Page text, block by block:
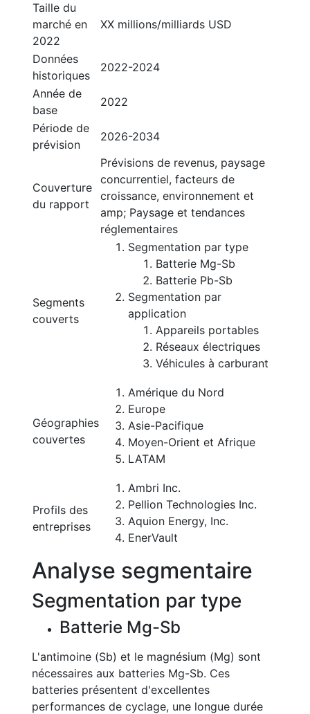
Taille du
marché en
2022
XX millions/milliards USD
Données
historiques
2022-2024
Année de
base
2022
Période de
prévision
2026-2034
Couverture
du rapport
Prévisions de revenus, paysage
concurrentiel, facteurs de
croissance, environnement et
amp; Paysage et tendances
réglementaires
Segments
couverts
Segmentation par type
Batterie Mg-Sb
Batterie Pb-Sb
Segmentation par
application
Appareils portables
Réseaux électriques
Véhicules à carburant
Géographies
couvertes
Amérique du Nord
Europe
Asie-Pacifique
Moyen-Orient et Afrique
LATAM
Profils des
entreprises
Ambri Inc.
Pellion Technologies Inc.
Aquion Energy, Inc.
EnerVault
Analyse segmentaire
Segmentation par type
Batterie Mg-Sb
L'antimoine (Sb) et le magnésium (Mg) sont
nécessaires aux batteries Mg-Sb. Ces
batteries présentent d'excellentes
performances de cyclage, une longue durée